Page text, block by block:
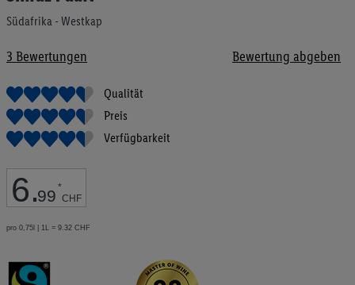
Südafrika - Westkap
3 Bewertungen Bewertung abgeben
Qualität
Preis
Verfügbarkeit
6.99 *
CHF
pro 0,75l | 1L = 9.32 CHF
springen